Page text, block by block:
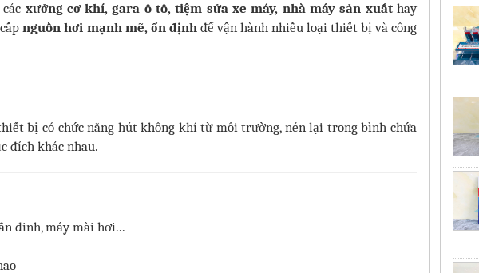
xưởng cơ khí, gara ô tô, tiệm sửa xe máy, nhà máy sản xuấthay
nguồn hơi mạnh mẽ, ổn địnhđể vận hành nhiều loại thiết bị và công
bị có chức năng hút không khí từ môi trường, nén lại trong bình chứa
đích khác nhau.
đinh, máy mài hơi...